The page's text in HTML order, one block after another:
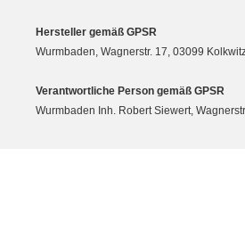
Hersteller gemäß GPSR
Wurmbaden, Wagnerstr. 17, 03099
Verantwortliche Person gemäß GPSR
Wurmbaden Inh. Robert Siewert,